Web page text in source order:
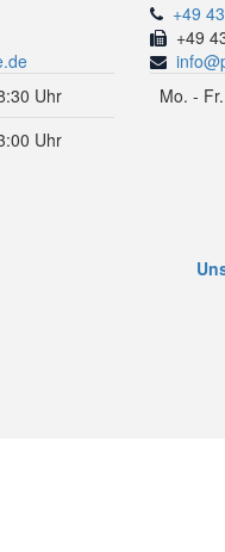
Uhr
Uhr
+49
+49
Mo. - Fr.